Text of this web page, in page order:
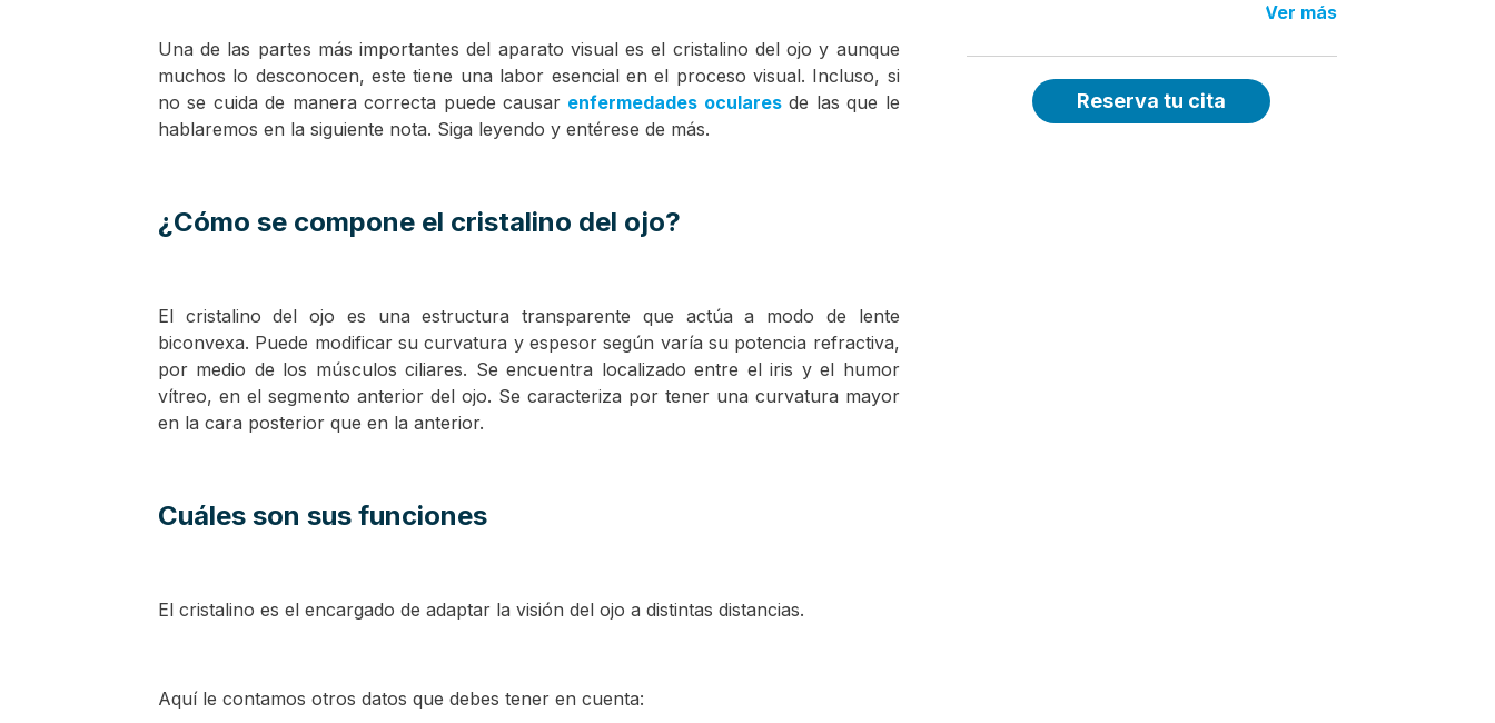
Una de las partes más importantes del aparato visual es el cristalino del ojo y aunque
muchos lo desconocen, este tiene una labor esencial en el proceso visual. Incluso, si
no se cuida de manera correcta puede causar enfermedades ocularesde las que le
hablaremos en la siguiente nota. Siga leyendo y entérese de más.
¿Cómo se compone el cristalino del ojo?
El cristalino del ojo es una estructura transparente que actúa a modo de lente
biconvexa. Puede modificar su curvatura y espesor según varía su potencia refractiva,
por medio de los músculos ciliares. Se encuentra localizado entre el iris y el humor
vítreo, en el segmento anterior del ojo. Se caracteriza por tener una curvatura mayor
en la cara posterior que en la anterior.
Cuáles son sus funciones
El cristalino es el encargado de adaptar la visión del ojo a distintas distancias.
Aquí le contamos otros datos que debes tener en cuenta:
Ver más
Reserva tu cita